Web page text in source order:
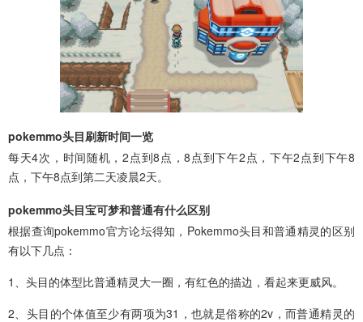
pokemmo头目刷新时间一览
每天4次，时间随机，2点到8点，8点到下午2点，下午2点到下午8
点，下午8点到第二天凌晨2天。
pokemmo头目宝可梦和普通有什么区别
根据查询pokemmo官方论坛得知，Pokemmo头目和普通精灵的区别
有以下几点：
1、头目的体型比普通精灵大一圈，有红色的描边，看起来更威风。
2、头目的个体值至少有两项为31，也就是俗称的2v，而普通精灵的